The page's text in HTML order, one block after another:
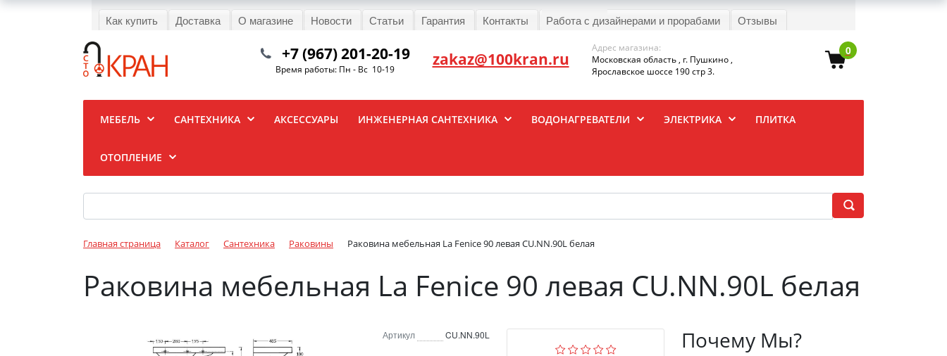
Как купить Доставка О магазине Новости Статьи Гарантия Контакты Работа с дизайнерами и прорабами Отзывы
0
+7 (967) 201-20-19
Время работы: Пн - Вс 10-19 zakaz@100kran.ru
Адрес магазина:
Московская область , г. Пушкино ,
Ярославское шоссе 190 стр 3.
МЕБЕЛЬ САНТЕХНИКА АКСЕССУАРЫ ИНЖЕНЕРНАЯ САНТЕХНИКА ВОДОНАГРЕВАТЕЛИ ЭЛЕКТРИКА ПЛИТКА
ОТОПЛЕНИЕ
Главная страница Каталог Сантехника Раковины Раковина мебельная La Fenice 90 левая CU.NN.90L белая
Раковина мебельная La Fenice 90 левая CU.NN.90L белая
Артикул CU.NN.90L Почему Мы?